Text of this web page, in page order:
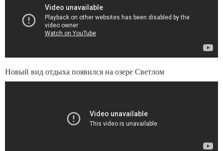
Новый вид отдыха появился на озере Светлом